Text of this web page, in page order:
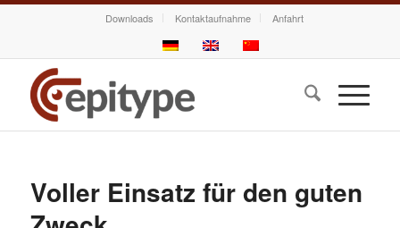
Downloads Kontaktaufnahme Anfahrt
Voller Einsatz für den guten